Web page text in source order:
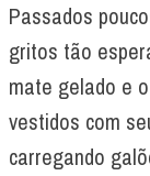
Passados
gritos tão
mate gelado e
vestidos com
carregando